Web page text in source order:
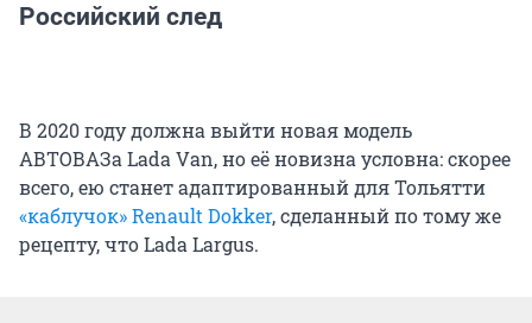
Российский след
В 2020 году должна выйти новая модель
АВТОВАЗа Lada Van, но её новизна условна: скорее
всего, ею станет адаптированный для Тольятти
«каблучок» Renault Dokker, сделанный по тому же
рецепту, что Lada Largus.